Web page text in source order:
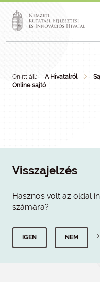
Ön itt áll: A Hivatalról
Online sajtó
Visszajelzés
Hasznos volt az oldal
számára?
IGEN NEM